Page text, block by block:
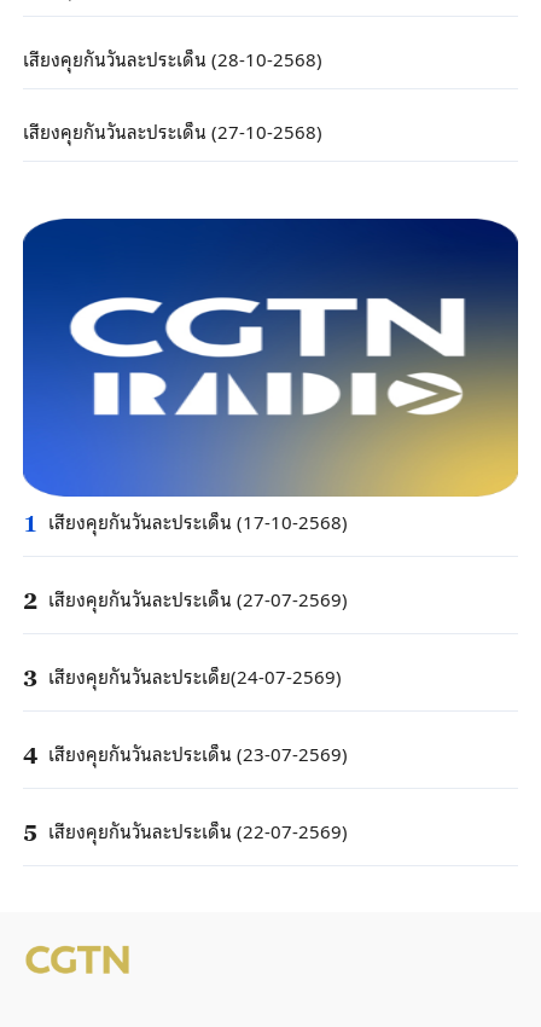
เสียงคุยกันวันละประเด็น (28-10-2568)
เสียงคุยกันวันละประเด็น (27-10-2568)
1 เสียงคุยกันวันละประเด็น (17-10-2568)
2 เสียงคุยกันวันละประเด็น (27-07-2569)
3 เสียงคุยกันวันละประเด็ย(24-07-2569)
4 เสียงคุยกันวันละประเด็น (23-07-2569)
5 เสียงคุยกันวันละประเด็น (22-07-2569)